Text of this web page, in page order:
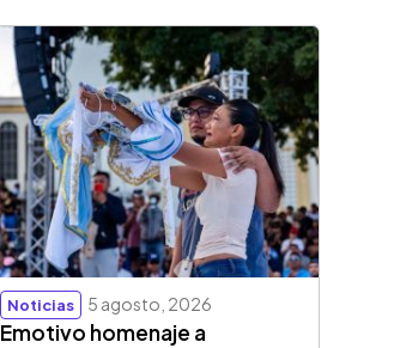
Noticias 5 agosto, 2026
Emotivo homenaje a